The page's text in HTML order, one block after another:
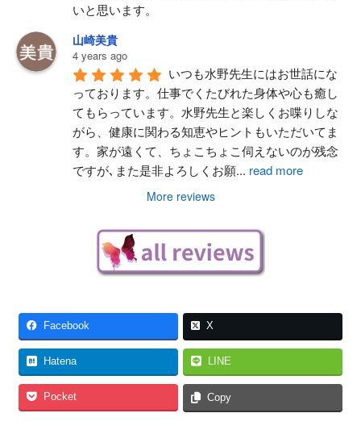
いと思います。
山崎美貴
4 years ago
いつも水野先生にはお世話にな
っております。仕事でくたびれた身体や心も癒し
てもらっています。水野先生と楽しくお喋りしな
がら、健康に関わる知恵やヒントもいただいてま
す。家が遠くて、ちょこちょこ伺えないのが残念
ですが､また是非よろしくお願... read more
More reviews
Facebook X
Hatena LINE
Pocket Copy